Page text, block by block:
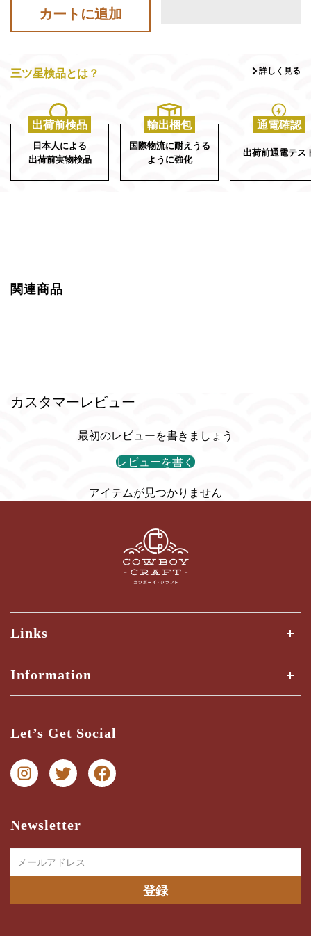
カートに追加
三ツ星検品とは？ 詳しく見る
出荷前検品
日本人による
出荷前実物検品
輸出梱包
国際物流に耐えうる
ように強化
通電確認
出荷前通電テス
関連商品
カスタマーレビュー
最初のレビューを書きましょう
レビューを書く
アイテムが見つかりません
Links
全ての商品
商品検索
Information
納期・配送ガイド
プライバシー
特商法に関する表記
Let’s Get Social
Newsletter
メールアドレス
登録